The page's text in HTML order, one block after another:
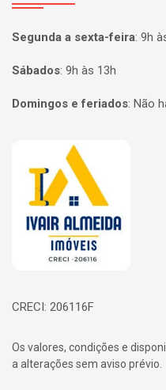
Segunda a sexta-feira: 9h
Sábados: 9h às 13h
Domingos e feriados: Não
Página inicial
CRECI: 206116F
Os valores, condições e
a alterações sem aviso prévio.